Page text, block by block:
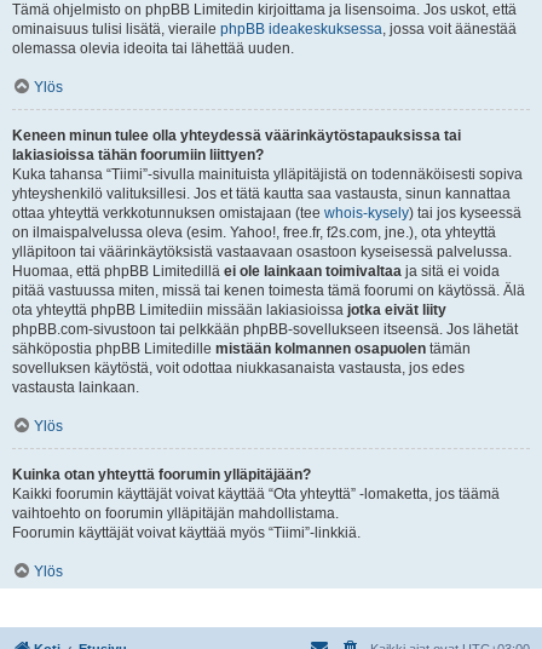
Tämä ohjelmisto on phpBB Limitedin kirjoittama ja lisensoima. Jos uskot, että
ominaisuus tulisi lisätä, vieraile phpBB ideakeskuksessa, jossa voit äänestää
olemassa olevia ideoita tai lähettää uuden.
Ylös
Keneen minun tulee olla yhteydessä väärinkäytöstapauksissa tai
lakiasioissa tähän foorumiin liittyen?
Kuka tahansa “Tiimi”-sivulla mainituista ylläpitäjistä on todennäköisesti sopiva
yhteyshenkilö valituksillesi. Jos et tätä kautta saa vastausta, sinun kannattaa
ottaa yhteyttä verkkotunnuksen omistajaan (tee whois-kysely) tai jos kyseessä
on ilmaispalvelussa oleva (esim. Yahoo!, free.fr, f2s.com, jne.), ota yhteyttä
ylläpitoon tai väärinkäytöksistä vastaavaan osastoon kyseisessä palvelussa.
Huomaa, että phpBB Limitedillä ei ole lainkaan toimivaltaa ja sitä ei voida
pitää vastuussa miten, missä tai kenen toimesta tämä foorumi on käytössä. Älä
ota yhteyttä phpBB Limitediin missään lakiasioissa jotka eivät liity
phpBB.com-sivustoon tai pelkkään phpBB-sovellukseen itseensä. Jos lähetät
sähköpostia phpBB Limitedille mistään kolmannen osapuolen tämän
sovelluksen käytöstä, voit odottaa niukkasanaista vastausta, jos edes
vastausta lainkaan.
Ylös
Kuinka otan yhteyttä foorumin ylläpitäjään?
Kaikki foorumin käyttäjät voivat käyttää “Ota yhteyttä” -lomaketta, jos täämä
vaihtoehto on foorumin ylläpitäjän mahdollistama.
Foorumin käyttäjät voivat käyttää myös “Tiimi”-linkkiä.
Ylös